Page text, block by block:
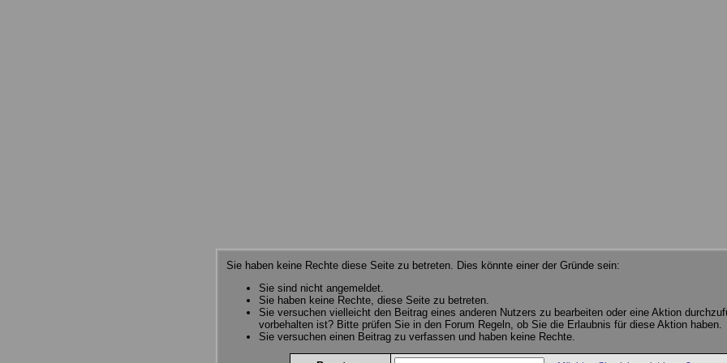
Sie haben keine Rechte diese Seite zu betreten. Dies könnte einer der Gründe sein:
Sie sind nicht angemeldet.
Sie haben keine Rechte, diese Seite zu betreten.
Sie versuchen vielleicht den Beitrag eines anderen Nutzers zu bearbeiten oder eine Aktion
vorbehalten ist? Bitte prüfen Sie in den Forum Regeln, ob Sie die Erlaubnis für diese Aktion haben.
Sie versuchen einen Beitrag zu verfassen und haben keine Rechte.